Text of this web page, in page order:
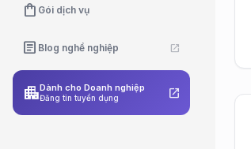
shopping_bag Gói dịch vụ
article Blog nghề nghiệp open_in_new
apartmentDành cho Doanh nghiệp
Đăng tin tuyển dụng open_in_new